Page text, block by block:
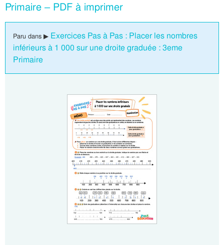
Primaire – PDF à imprimer
Paru dans ▶ Exercices Pas à Pas : Placer les nombres
inférieurs à 1 000 sur une droite graduée : 3eme
Primaire